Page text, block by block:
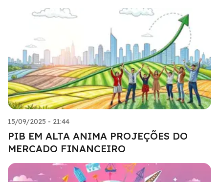
15/09/2025 - 21:44
PIB EM ALTA ANIMA PROJEÇÕES DO
MERCADO FINANCEIRO